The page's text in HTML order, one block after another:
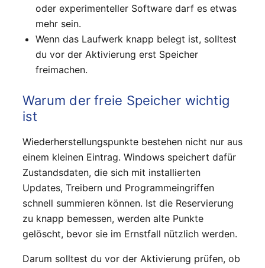
oder experimenteller Software darf es etwas
mehr sein.
Wenn das Laufwerk knapp belegt ist, solltest
du vor der Aktivierung erst Speicher
freimachen.
Warum der freie Speicher wichtig
ist
Wiederherstellungspunkte bestehen nicht nur aus
einem kleinen Eintrag. Windows speichert dafür
Zustandsdaten, die sich mit installierten
Updates, Treibern und Programmeingriffen
schnell summieren können. Ist die Reservierung
zu knapp bemessen, werden alte Punkte
gelöscht, bevor sie im Ernstfall nützlich werden.
Darum solltest du vor der Aktivierung prüfen, ob